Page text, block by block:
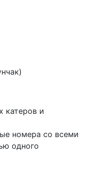
катеров и
номера со всеми
одного